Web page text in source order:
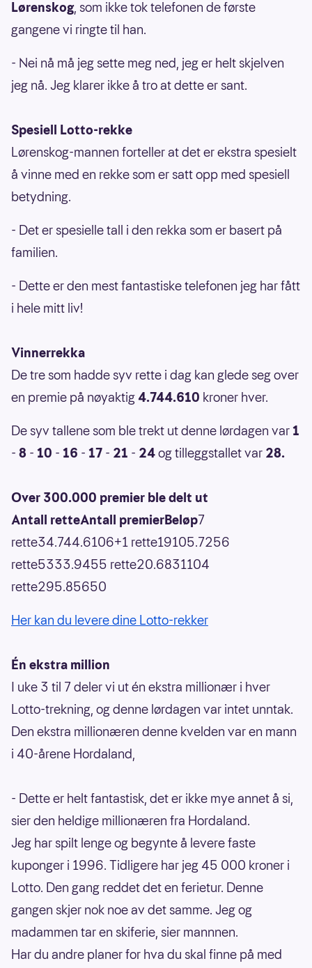
Lørenskog, som ikke tok telefonen de første
gangene vi ringte til han.
- Nei nå må jeg sette meg ned, jeg er helt skjelven
jeg nå. Jeg klarer ikke å tro at dette er sant.
Spesiell Lotto-rekke
Lørenskog-mannen forteller at det er ekstra spesielt
å vinne med en rekke som er satt opp med spesiell
betydning.
- Det er spesielle tall i den rekka som er basert på
familien.
- Dette er den mest fantastiske telefonen jeg har fått
i hele mitt liv!
Vinnerrekka
De tre som hadde syv rette i dag kan glede seg over
en premie på nøyaktig 4.744.610 kroner hver.
De syv tallene som ble trekt ut denne lørdagen var1
- 8 - 10 - 16 - 17 - 21 - 24og tilleggstallet var 28.
Over 300.000 premier ble delt ut
Antall retteAntall premierBeløp7
rette34.744.6106+1 rette19105.7256
rette5333.9455 rette20.6831104
rette295.85650
Her kan du levere dine Lotto-rekker
Én ekstra million
I uke 3 til 7 deler vi ut én ekstra millionær i hver
Lotto-trekning, og denne lørdagen var intet unntak.
Den ekstra millionæren denne kvelden var en mann
i 40-årene Hordaland,
- Dette er helt fantastisk, det er ikke mye annet å si,
sier den heldige millionæren fra Hordaland.
Jeg har spilt lenge og begynte å levere faste
kuponger i 1996. Tidligere har jeg 45 000 kroner i
Lotto. Den gang reddet det en ferietur. Denne
gangen skjer nok noe av det samme. Jeg og
madammen tar en skiferie, sier mannnen.
Har du andre planer for hva du skal finne på med